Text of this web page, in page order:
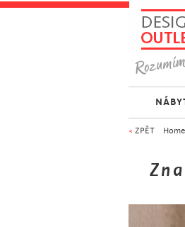
< ZPĚT Home